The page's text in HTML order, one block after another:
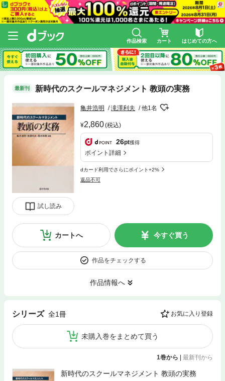
作品検索 カート はじめての方へ
最新刊 新時代のスクールマネジメント 教頭の実務
試し読み
亀井浩明 滝澤利夫 他1名
2,860(税込)
26pt獲得
ポイント詳細
dカード利用でさらにポイント+2%
返品不可
カートへ 今すぐ買う
作品をチェックする
作品情報へ
シリーズ 全1冊 お気に入り登録
未購入巻をまとめて買う
1巻から | 最新刊から
新時代のスクールマネジメント 教頭の実務